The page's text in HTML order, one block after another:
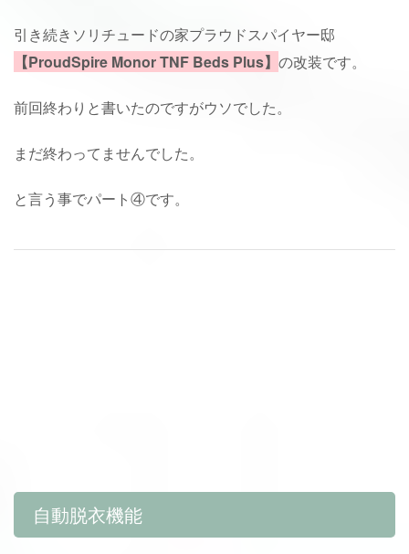
引き続きソリチュードの家プラウドスパイヤー邸
【ProudSpire Monor TNF Beds Plus】 の改装です。
前回終わりと書いたのですがウソでした。
まだ終わってませんでした。
と言う事でパート④です。
自動脱衣機能